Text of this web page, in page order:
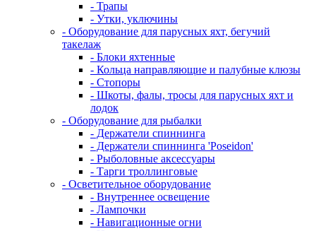
- Трапы
- Утки, уключины
- Оборудование для парусных яхт, бегучий
такелаж
- Блоки яхтенные
- Кольца направляющие и палубные клюзы
- Стопоры
- Шкоты, фалы, тросы для парусных яхт и
лодок
- Оборудование для рыбалки
- Держатели спиннинга
- Держатели спиннинга 'Poseidon'
- Рыболовные аксессуары
- Тарги троллинговые
- Осветительное оборудование
- Внутреннее освещение
- Лампочки
- Навигационные огни